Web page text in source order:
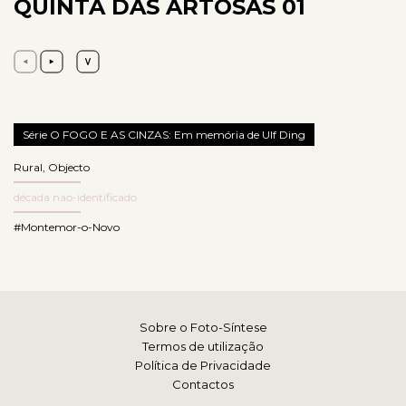
QUINTA DAS ARTOSAS 01
Série O FOGO E AS CINZAS: Em memória de Ulf Ding
Rural Objecto
década nao-identificado
#Montemor-o-Novo
Sobre o Foto-Síntese
Termos de utilização
Política de Privacidade
Contactos